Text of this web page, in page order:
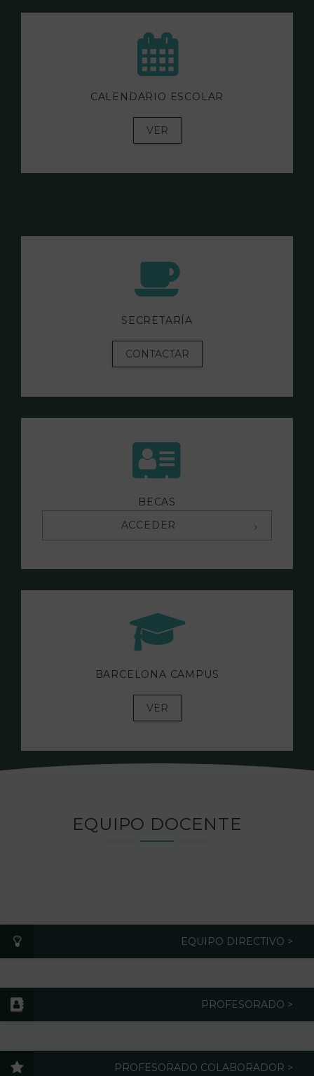
CALENDARIO ESCOLAR
VER
SECRETARÍA
CONTACTAR
BECAS
ACCEDER
BARCELONA CAMPUS
VER
EQUIPO DOCENTE
EQUIPO DIRECTIVO >
PROFESORADO >
PROFESORADO COLABORADOR >